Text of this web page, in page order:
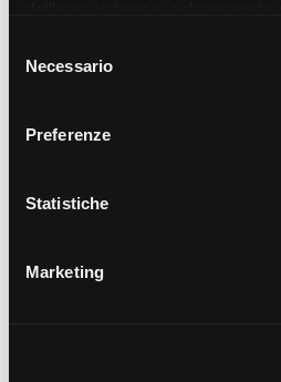
prosegui” o decidere di
sul pulsante “Accetta tutti i
unicamente i cookie necessari
funzionamento, puoi prendere
delNecessario
Preferenze
Statistiche
Marketing
404